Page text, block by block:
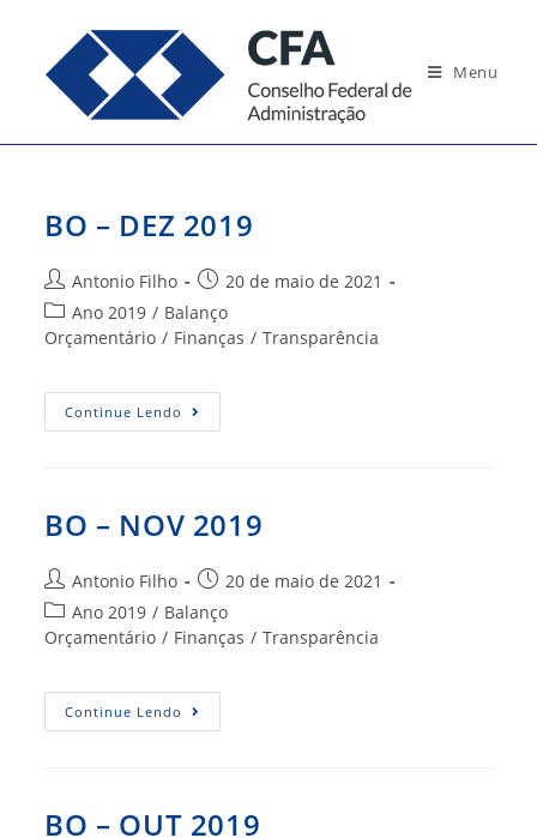
conteúdo
Menu
BO – DEZ 2019
Autor
do
post:
Antonio Filho
Post
publicado:
20 de maio de 2021
Categoria
do
Ano 2019 / Balanço
Orçamentário / Finanças / Transparência
Continue Lendo BO
–
BO – NOV 2019
Autor
do
post:
Antonio Filho
Post
publicado:
20 de maio de 2021
Categoria
do
Ano 2019 / Balanço
Orçamentário / Finanças / Transparência
Continue Lendo BO
–
BO – OUT 2019